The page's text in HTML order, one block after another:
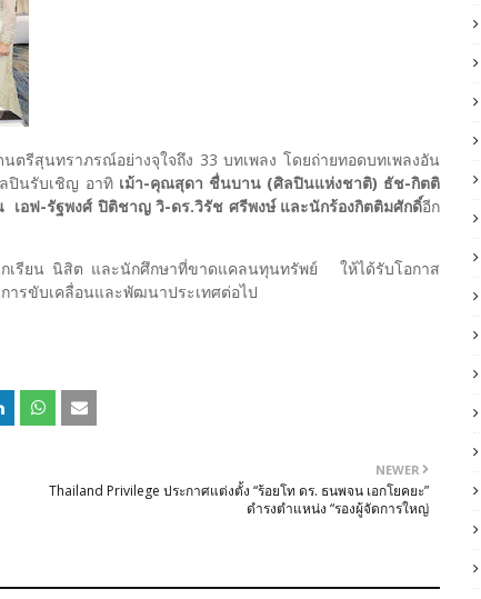
รีสุนทราภรณ์อย่างจุใจถึง 33 บทเพลง โดยถ่ายทอดบทเพลงอัน
ปินรับเชิญ อาทิ เม้า-คุณสุดา ชื่นบาน (ศิลปินแห่งชาติ) ธัช-กิตติ
อฟ-รัฐพงศ์ ปิติชาญ วิ-ดร.วิรัช ศรีพงษ์ และนักร้องกิตติมศักดิ์อีก
กเรียน นิสิต และนักศึกษาที่ขาดแคลนทุนทรัพย์ ให้ได้รับโอกาส
ารขับเคลื่อนและพัฒนาประเทศต่อไป
NEWER
Thailand Privilege ประกาศแต่งตั้ง “ร้อยโท ดร. ธนพจน เอกโยคยะ”
ดำรงตำแหน่ง “รองผู้จัดการใหญ่